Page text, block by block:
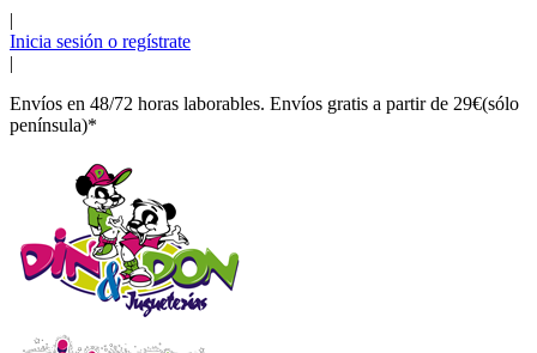
|
Inicia sesión o regístrate
|
Envíos en 48/72 horas laborables. Envíos gratis a partir de 29€(sólo
península)*